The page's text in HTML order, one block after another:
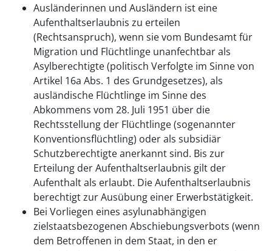
Ausländerinnen und Ausländern ist eine
Aufenthaltserlaubnis zu erteilen
(Rechtsanspruch), wenn sie vom Bundesamt für
Migration und Flüchtlinge unanfechtbar als
Asylberechtigte (politisch Verfolgte im Sinne von
Artikel 16a Abs. 1 des Grundgesetzes), als
ausländische Flüchtlinge im Sinne des
Abkommens vom 28. Juli 1951 über die
Rechtsstellung der Flüchtlinge (sogenannter
Konventionsflüchtling) oder als subsidiär
Schutzberechtigte anerkannt sind. Bis zur
Erteilung der Aufenthaltserlaubnis gilt der
Aufenthalt als erlaubt. Die Aufenthaltserlaubnis
berechtigt zur Ausübung einer Erwerbstätigkeit.
Bei Vorliegen eines asylunabhängigen
zielstaatsbezogenen Abschiebungsverbots (wenn
dem Betroffenen in dem Staat, in den er